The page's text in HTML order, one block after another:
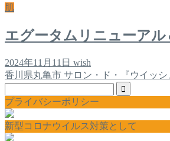
肌
エグータムリニューア
2024年11月11日 wish
香川県丸亀市 サロン・ド・『ウイッ
プライバシーポリシー
新型コロナウイルス対策として